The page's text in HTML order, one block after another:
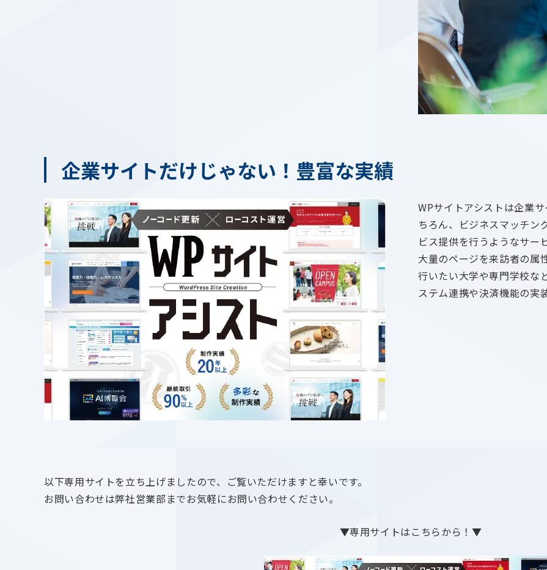
企業サイトだけじゃない！豊富な実績
WPサイトアシストは企業
ちろん、ビジネスマッチン
ビス提供を行うようなサー
大量のページを来訪者の属
行いたい大学や専門学校な
ステム連携や決済機能の実
以下専用サイトを立ち上げましたので、ご覧いただけますと幸いです。
お問い合わせは弊社営業部までお気軽にお問い合わせください。
▼専用サイトはこちらから！▼